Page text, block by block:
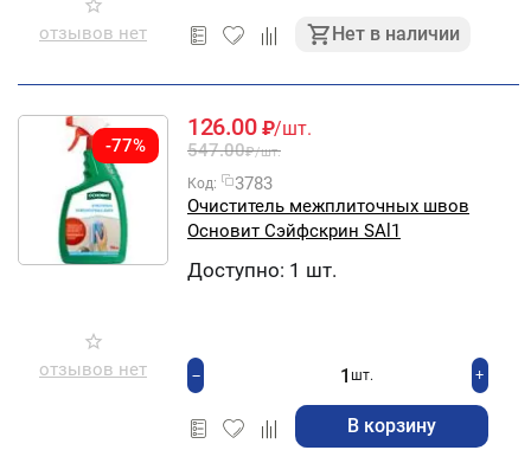
отзывов нет Нет в наличии
-77%
отзывов нет
126.00 ₽/шт.
547.00₽/шт.
Код:
3783
Очиститель межплиточных швов
Основит Сэйфскрин SAl1
Доступно: 1 шт.
+
шт.
−
В корзину